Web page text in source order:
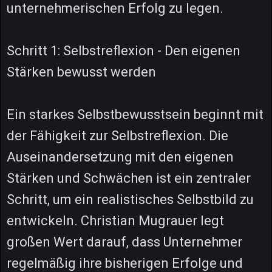
unternehmerischen Erfolg zu legen.
Schritt 1: Selbstreflexion - Den eigenen
Stärken bewusst werden
Ein starkes Selbstbewusstsein beginnt mit
der Fähigkeit zur Selbstreflexion. Die
Auseinandersetzung mit den eigenen
Stärken und Schwächen ist ein zentraler
Schritt, um ein realistisches Selbstbild zu
entwickeln. Christian Mugrauer legt
großen Wert darauf, dass Unternehmer
regelmäßig ihre bisherigen Erfolge und